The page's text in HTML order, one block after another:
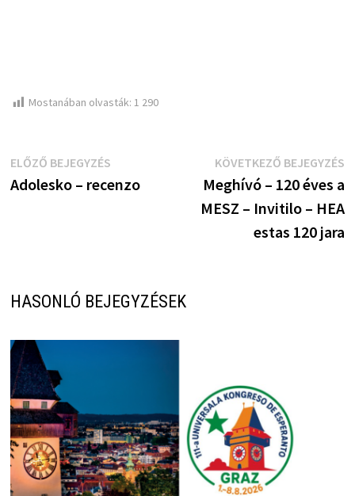
Mostanában olvasták: 1 290
Bejegyzés
navigáció
ELŐZŐ BEJEGYZÉSElőző
bejegyzés:
Adolesko – recenzo
KÖVETKEZŐ BEJEGYZÉS
Meghívó – 120 éves a
MESZ – Invitilo – HEA
estas 120 jara
HASONLÓ BEJEGYZÉSEK